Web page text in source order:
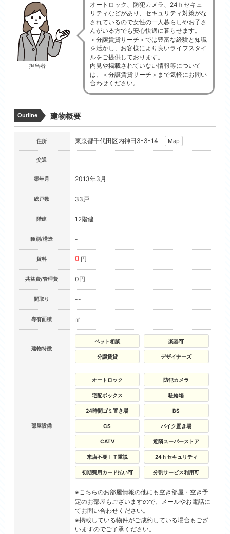
担当者
オートロック、防犯カメラ、24ｈセキュ
リティなどがあり、セキュリティ対策がな
されているので女性の一人暮らしやお子さ
んがいる方でも安心快適に暮らせます。
＜分譲賃貸サーチ＞では豊富な経験と知識
を活かし、お客様により良いライフスタイ
ルをご提供しております。
内見や掲載されていない情報等について
は、＜分譲賃貸サーチ＞まで気軽にお問い
合わせください。
Outline 建物概要
住所 東京都千代田区内神田3-3-14 Map
交通
築年月 2013年3月
総戸数 33戸
階建 12階建
種別/構造 -
賃料 0 円
共益費/管理費 0円
間取り --
専有面積 ㎡
建物特徴
ペット相談 楽器可
分譲賃貸 デザイナーズ
部屋設備
オートロック 防犯カメラ
宅配ボックス 駐輪場
24時間ゴミ置き場 BS
CS バイク置き場
CATV 近隣スーパーストア
来店不要ＩＴ重説 24ｈセキュリティ
初期費用カード払い可 分割サービス利用可
※こちらのお部屋情報の他にも空き部屋・空き予
定のお部屋もございますので、メールやお電話に
てお問い合わせください。
※掲載している物件がご成約している場合もござ
いますのでご了承ください。